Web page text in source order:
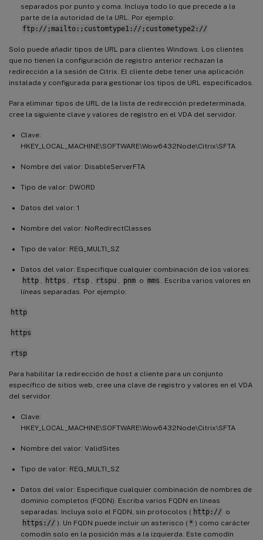
separados por punto y coma. Incluya todo lo que precede a la
parte de la autoridad de la URL. Por ejemplo:
ftp://;mailto:;customtype1://;custometype2://
Solo puede añadir tipos de URL para clientes Windows. Los clientes
que no tienen la configuración de registro anterior rechazan la
redirección a la sesión de Citrix. El cliente debe tener una aplicación
instalada y configurada para gestionar los tipos de URL especificados.
Para eliminar tipos de URL de la lista de redirección predeterminada,
cree la siguiente clave y valores de registro en el VDA del servidor.
Clave:
HKEY_LOCAL_MACHINE\SOFTWARE\Wow6432Node\Citrix\SFTA
Nombre del valor: DisableServerFTA
Tipo de valor: DWORD
Datos del valor: 1
Nombre del valor: NoRedirectClasses
Tipo de valor: REG_MULTI_SZ
Datos del valor: Especifique cualquier combinación de los valores:
http
https rtsp rtspu pnm o mms
. Escriba varios valores en
líneas separadas. Por ejemplo:
http
https
rtsp
Para habilitar la redirección de host a cliente para un conjunto
específico de sitios web, cree una clave de registro y valores en el VDA
del servidor.
Clave:
HKEY_LOCAL_MACHINE\SOFTWARE\Wow6432Node\Citrix\SFTA
Nombre del valor: ValidSites
Tipo de valor: REG_MULTI_SZ
Datos del valor: Especifique cualquier combinación de nombres de
dominio completos (FQDN). Escriba varios FQDN en líneas
separadas. Incluya solo el FQDN, sin protocolos ( http:// o
https:// ). Un FQDN puede incluir un asterisco ( * ) como carácter
comodín solo en la posición más a la izquierda. Este comodín